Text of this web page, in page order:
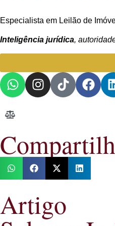
Especialista em Leilão de
Inteligência jurídica,
Artigo